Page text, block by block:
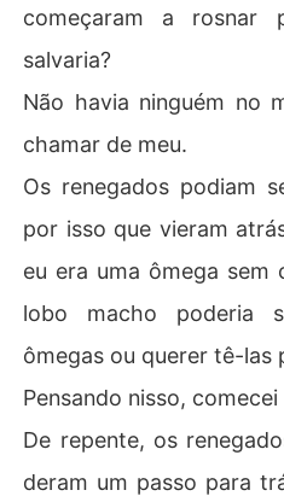
começaram a rosnar
salvaria?
Não havia ninguém no
chamar de meu.
Os renegados podiam
por isso que vieram
eu era uma ômega sem
lobo macho poderia
ômegas ou querer tê-las
Pensando nisso,
De repente, os
deram um passo para